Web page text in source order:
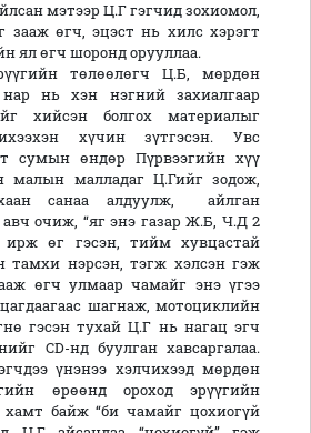
мэтээр Ц.Г гэгчид зохиомол,
зааж өгч, эцэст нь хилс хэрэгт
ял өгч шоронд орууллаа.
төлөөлөгч Ц.Б, мөрдөн
нь хэн нэгний захиалгаар
хийсэн болгох материалыг
хүчин зүтгэсэн. Увс
сумын өндөр Пүрвээгийн хүү
малын малладаг Ц.Гийг зодож,
санаа алдуулж, айлган
авч очиж, “яг энэ газар Ж.Б, Ч.Д 2
ирж өг гэсэн, тийм хувцастай
тамхи нэрсэн, тэгж хэлсэн гэж
өгч улмаар чамайг энэ үгээ
шагнаж, мотоциклийн
гэсэн тухай Ц.Г нь нагац эгч
CD-нд буулган хавсаргалаа.
үнэнээ хэлчихээд мөрдөн
өрөөнд ороход эрүүгийн
байж “би чамайг цохиогүй